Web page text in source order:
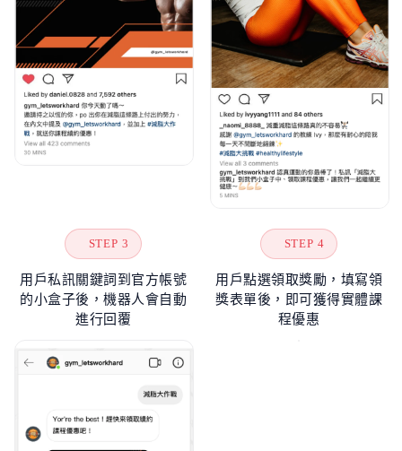
STEP 3
用戶私訊關鍵詞到官方帳號
的小盒子後，機器人會自動
進行回覆
STEP 4
用戶點選領取獎勵，填寫領
獎表單後，即可獲得實體課
程優惠